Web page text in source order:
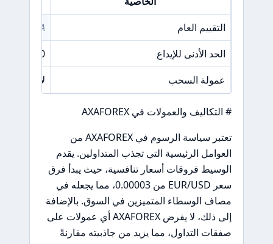
التقييم العام
N/A
الحد الأدنى للإيداع
2000 دولار
عمولة السحب
لا توجد
# التكاليف والعمولات في AXAFOREX
تعتبر سياسة الرسوم في AXAFOREX من
العوامل الرئيسية التي تجذب المتداولين. يقدم
الوسيط فروقات أسعار تنافسية، حيث يبدأ فرق
سعر EUR/USD من 0.00003، مما يجعله في
مصاف الوسطاء المتميزين في السوق. بالإضافة
إلى ذلك، لا يفرض AXAFOREX أي عمولات على
صفقات التداول، مما يزيد من جاذبيته مقارنةً